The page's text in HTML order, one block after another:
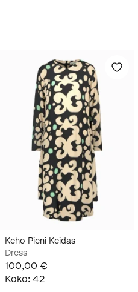
Keho Pieni Keidas
Dress
100,00 €
Koko: 42